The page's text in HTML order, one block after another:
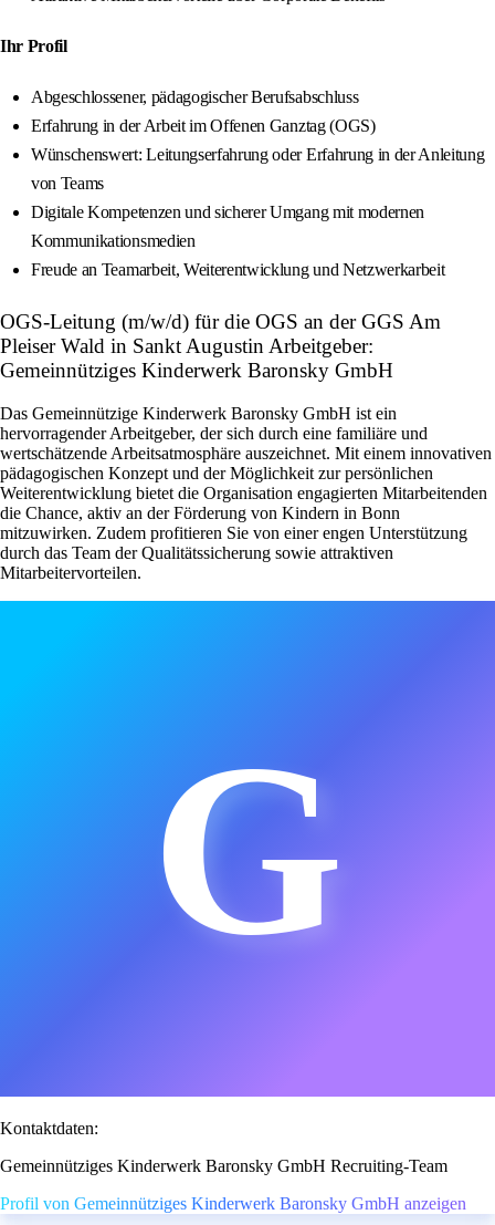
Ihr Profil
Abgeschlossener, pädagogischer Berufsabschluss
Erfahrung in der Arbeit im Offenen Ganztag (OGS)
Wünschenswert: Leitungserfahrung oder Erfahrung in der Anleitung
von Teams
Digitale Kompetenzen und sicherer Umgang mit modernen
Kommunikationsmedien
Freude an Teamarbeit, Weiterentwicklung und Netzwerkarbeit
OGS-Leitung (m/w/d) für die OGS an der GGS Am
Pleiser Wald in Sankt Augustin Arbeitgeber:
Gemeinnütziges Kinderwerk Baronsky GmbH
Das Gemeinnützige Kinderwerk Baronsky GmbH ist ein
hervorragender Arbeitgeber, der sich durch eine familiäre und
wertschätzende Arbeitsatmosphäre auszeichnet. Mit einem innovativen
pädagogischen Konzept und der Möglichkeit zur persönlichen
Weiterentwicklung bietet die Organisation engagierten Mitarbeitenden
die Chance, aktiv an der Förderung von Kindern in Bonn
mitzuwirken. Zudem profitieren Sie von einer engen Unterstützung
durch das Team der Qualitätssicherung sowie attraktiven
Mitarbeitervorteilen.
G
Kontaktdaten:
Gemeinnütziges Kinderwerk Baronsky GmbH Recruiting-Team
Profil von Gemeinnütziges Kinderwerk Baronsky GmbH anzeigen